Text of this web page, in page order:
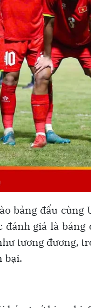
bảng đấu cùng
đánh giá là bảng
tương đương,
bại.